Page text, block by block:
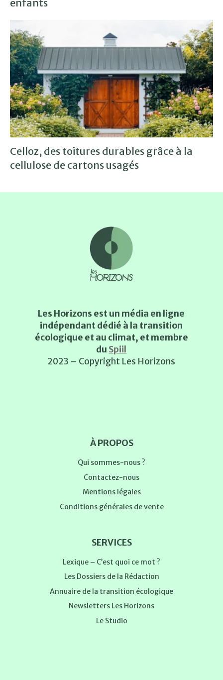
enfants
Celloz, des toitures durables grâce à la
cellulose de cartons usagés
Les Horizons est un média en ligne
indépendant dédié à la transition
écologique et au climat, et membre
du Spiil
2023 – Copyright Les Horizons
À PROPOS
Qui sommes-nous ?
Contactez-nous
Mentions légales
Conditions générales de vente
SERVICES
Lexique – C’est quoi ce mot ?
Les Dossiers de la Rédaction
Annuaire de la transition écologique
Newsletters Les Horizons
Le Studio